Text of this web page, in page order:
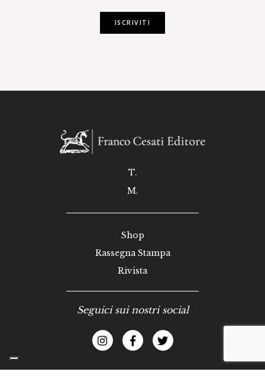
ISCRIVITI
T.
M.
Shop
Rassegna Stampa
Rivista
Seguici sui nostri social